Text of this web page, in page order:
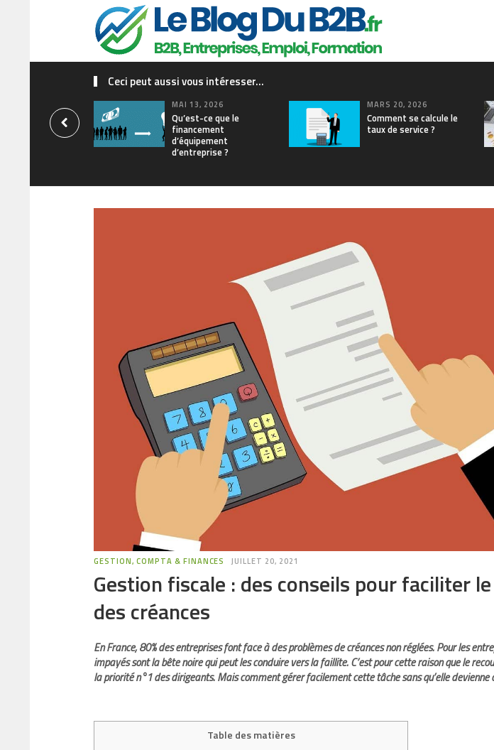
Ceci peut aussi vous intéresser...
MAI 13, 2026
Qu’est-ce que le
financement
d’équipement
d’entreprise ?
MARS 20, 2026
Comment se calcule le
taux de service ?
GESTION, COMPTA & FINANCES JUILLET 20, 2021
Gestion fiscale : des conseils pour faciliter
des créances
En France, 80% des entreprises font face à des problèmes de créances non réglées. Pour les
impayés sont la bête noire qui peut les conduire vers la faillite. C’est pour cette raison que le
la priorité n°1 des dirigeants. Mais comment gérer facilement cette tâche sans qu’elle devienne
Table des matières